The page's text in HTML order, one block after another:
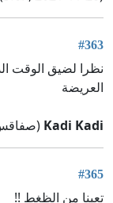
#363
نظرا لضيق الوقت
العريضة
Kadi Kadi (صفاقس, 2021-
#365
تعبنا من الظغط !!